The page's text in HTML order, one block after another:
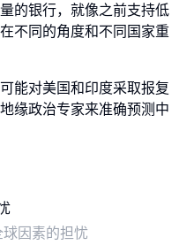
的银行，就像之前支持低
不同的角度和不同国家重
能对美国和印度采取报复
缘政治专家来准确预测中
因素的担忧